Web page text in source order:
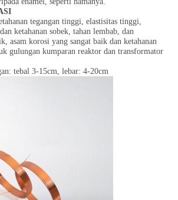
tegangan tinggi, elastisitas tinggi,
ketahanan sobek, tahan lembab, dan
asam korosi yang sangat baik dan ketahanan
gulungan kumparan reaktor dan transformator
tebal 3-15cm, lebar: 4-20cm